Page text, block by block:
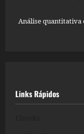
Análise quantitativa
Links Rápidos